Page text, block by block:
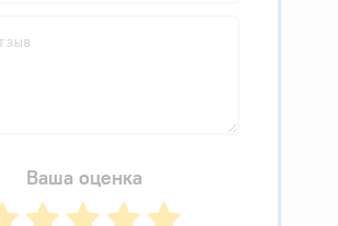
Ваша оценка